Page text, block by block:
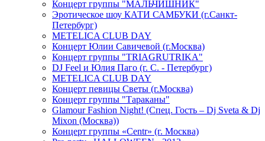
Концерт группы "МАЛЬЧИШНИК"
Эротическое шоу КАТИ САМБУКИ (г.Санкт-
Петербург)
METELICA CLUB DAY
Концерт Юлии Савичевой (г.Москва)
Концерт группы "TRIAGRUTRIKA"
DJ Feel и Юлия Паго (г. С. - Петербург)
METELICA CLUB DAY
Концерт певицы Светы (г.Москва)
Концерт группы "Тараканы"
Glamour Fashion Night! (Спец. Гость – Dj Sveta & Dj
Mixon (Москва))
Концерт группы «Centr» (г. Москва)